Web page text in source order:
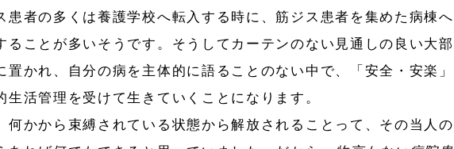
者の多くは養護学校へ転入する時に、筋ジス患者を集めた病棟へ
ることが多いそうです。そうしてカーテンのない見通しの良い大部
置かれ、自分の病を主体的に語ることのない中で、「安全・安楽」
生活管理を受けて生きていくことになります。
かから束縛されている状態から解放されることって、その当人の